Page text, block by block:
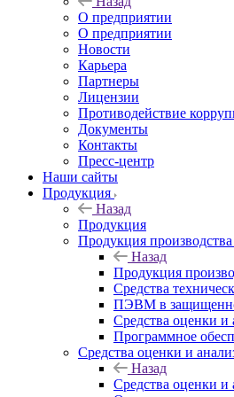
О предприятии
О предприятии
Новости
Карьера
Партнеры
Лицензии
Противодействие
Документы
Контакты
Пресс-центр
Наши сайты
Продукция
Назад
Продукция
Продукция
Назад
Продукция
Средства
ПЭВМ в
Средства оценки и
Программное
Средства оценки и
Назад
Средства оценки и